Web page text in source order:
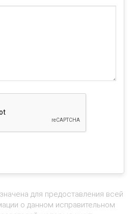
для предоставления всей
о данном исправительном